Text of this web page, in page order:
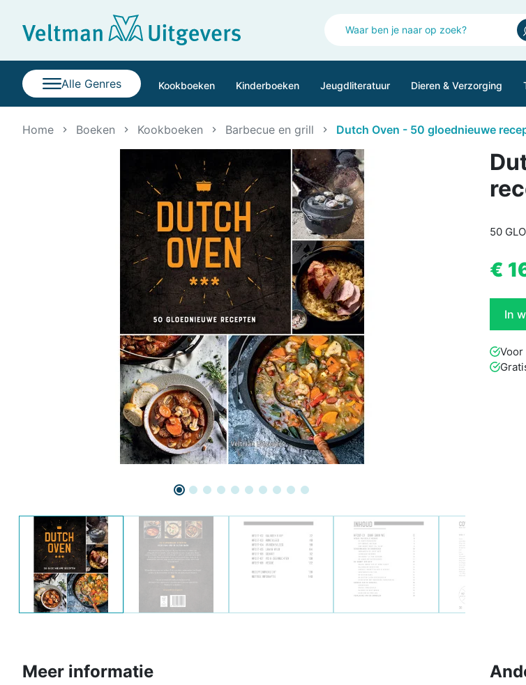
Alle Genres Kookboeken Kinderboeken Jeugdliteratuur Dieren & Verzorging
Home Boeken Kookboeken Barbecue en grill Dutch Oven - 50 gloednieuwe
50
€
In
Voor
Meer informatie